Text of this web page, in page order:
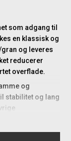
som adgang til
en klassisk og
og leveres
reducerer
overflade.
og
stabilitet og lang